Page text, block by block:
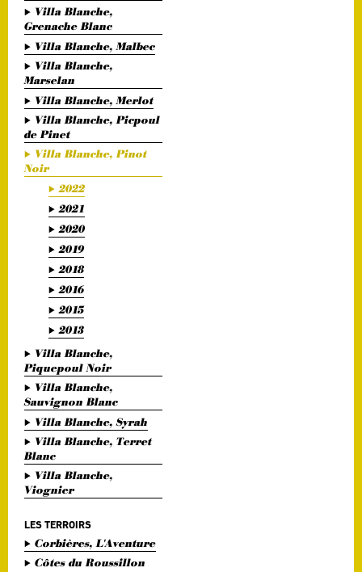
Villa Blanche,
Grenache Blanc
Villa Blanche, Malbec
Villa Blanche,
Marselan
Villa Blanche, Merlot
Villa Blanche, Picpoul
de Pinet
Villa Blanche, Pinot
Noir
2022
2021
2020
2019
2018
2016
2015
2013
Villa Blanche,
Piquepoul Noir
Villa Blanche,
Sauvignon Blanc
Villa Blanche, Syrah
Villa Blanche, Terret
Blanc
Villa Blanche,
Viognier
LES TERROIRS
Corbières, L'Aventure
Côtes du Roussillon